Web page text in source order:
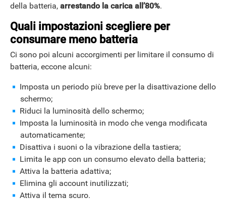
della batteria, arrestando la carica all’80%.
Quali impostazioni scegliere per
consumare meno batteria
Ci sono poi alcuni accorgimenti per limitare il consumo di
batteria, eccone alcuni:
Imposta un periodo più breve per la disattivazione dello
schermo;
Riduci la luminosità dello schermo;
Imposta la luminosità in modo che venga modificata
automaticamente;
Disattiva i suoni o la vibrazione della tastiera;
Limita le app con un consumo elevato della batteria;
Attiva la batteria adattiva;
Elimina gli account inutilizzati;
Attiva il tema scuro.